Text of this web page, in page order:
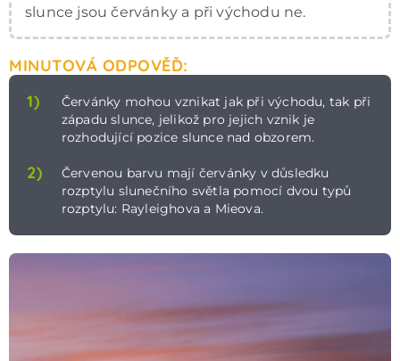
slunce jsou červánky a při východu ne.
MINUTOVÁ ODPOVĚĎ:
1)
Červánky mohou vznikat jak při východu, tak při
západu slunce, jelikož pro jejich vznik je
rozhodující pozice slunce nad obzorem.
2)
Červenou barvu mají červánky v důsledku
rozptylu slunečního světla pomocí dvou typů
rozptylu: Rayleighova a Mieova.